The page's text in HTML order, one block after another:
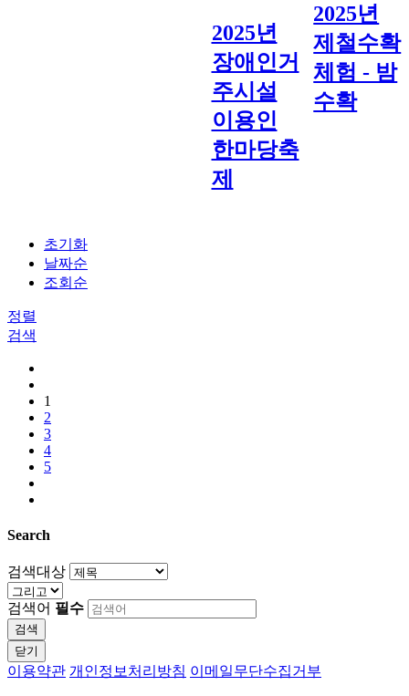
2025년
장애인거
주시설
이용인
한마당축
제
2025년
제철수확
체험 - 밤
수확
초기화
날짜순
조회순
정렬
검색
1
2
3
4
5
Search
검색대상
검색어 필수
검색
닫기
이용약관 개인정보처리방침 이메일무단수집거부